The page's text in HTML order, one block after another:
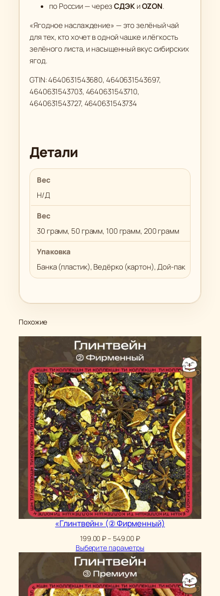
по России — черезСДЭКиOZON.
«Ягодное наслаждение» — это зелёный чай
для тех, кто хочет в одной чашке и лёгкость
зелёного листа, и насыщенный вкус сибирских
ягод.
GTIN: 4640631543680, 4640631543697,
4640631543703, 4640631543710,
4640631543727, 4640631543734
Детали
Вес
Н/Д
Вес
30 грамм, 50 грамм, 100 грамм, 200 грамм
Упаковка
Банка (пластик), Ведёрко (картон), Дой-пак
Похожие
«Глинтвейн» (② Фирменный)
199.00 ₽– 549.00 ₽Диапазон
цен:
199.00 ₽
–
Выберите параметры